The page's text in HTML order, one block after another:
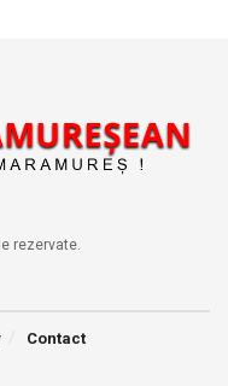
rezervate.
Contact